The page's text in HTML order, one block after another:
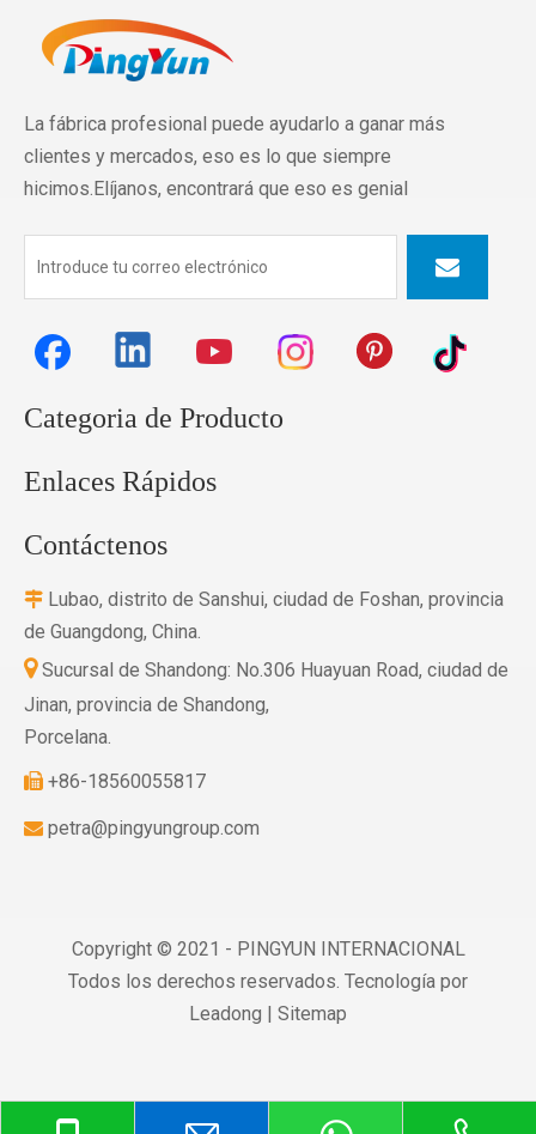
La fábrica profesional puede ayudarlo a ganar más
clientes y mercados, eso es lo que siempre
hicimos.Elíjanos, encontrará que eso es genial
Categoria de Producto
Enlaces Rápidos
Contáctenos
 Lubao, distrito de Sanshui, ciudad de Foshan, provincia
de Guangdong, China.
Sucursal de Shandong: No.306 Huayuan Road, ciudad de
Jinan, provincia de Shandong,
Porcelana.
 +86-18560055817
 petra@pingyungroup.com
Copyright © 2021 - PINGYUN INTERNACIONAL
Todos los derechos reservados. Tecnología por
Leadong | Sitemap